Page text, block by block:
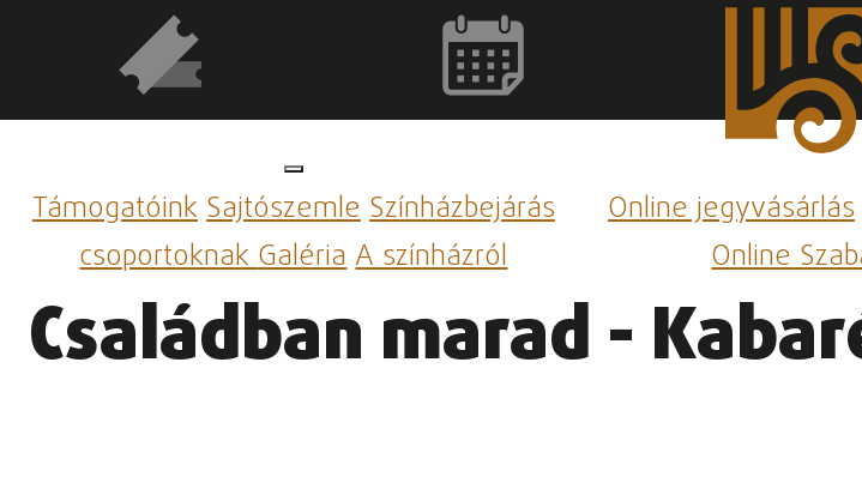
TámogatóinkSajtószemleSzínházbejárás
csoportoknakGalériaA színházról
Online jegyvásárlás
Online
Családban marad -